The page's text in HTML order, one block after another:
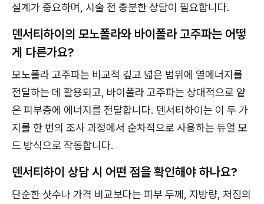
설계가 중요하며, 시술 전 충분한 상담이 필요합니다.
덴서티하이의 모노폴라와 바이폴라 고주파는 어떻
게 다른가요?
모노폴라 고주파는 비교적 깊고 넓은 범위에 열에너지를
전달하는 데 활용되고, 바이폴라 고주파는 상대적으로 얕
은 피부층에 에너지를 전달합니다. 덴서티하이는 이 두 가
지를 한 번의 조사 과정에서 순차적으로 사용하는 듀얼 모
드 방식으로 작동합니다.
덴서티하이 상담 시 어떤 점을 확인해야 하나요?
단순한 샷수나 가격 비교보다는 피부 두께, 지방량, 처짐의